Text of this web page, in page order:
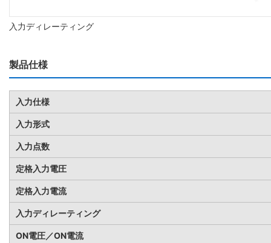
入力ディレーティング
製品仕様
入力仕様
入力形式
入力点数
定格入力電圧
定格入力電流
入力ディレーティング
ON電圧／ON電流